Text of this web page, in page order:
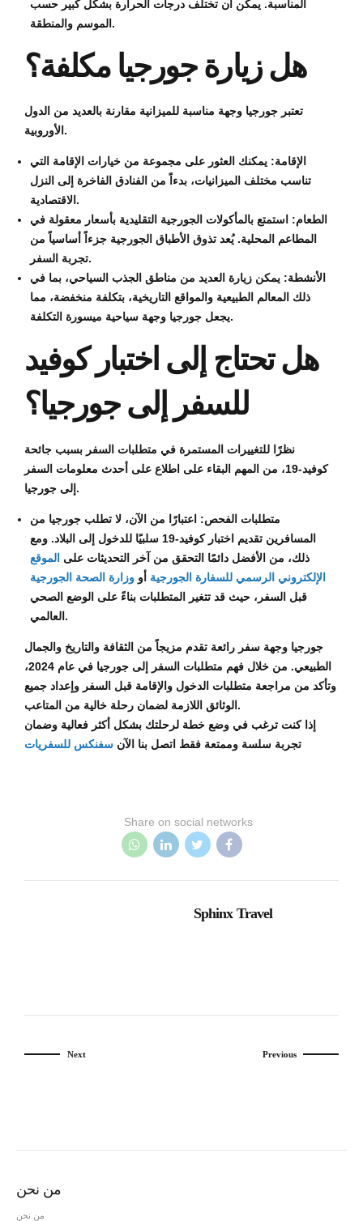
المناسبة. يمكن أن تختلف درجات الحرارة بشكل كبير حسب
الموسم والمنطقة.
هل زيارة جورجيا مكلفة؟
تعتبر جورجيا وجهة مناسبة للميزانية مقارنة بالعديد من الدول
الأوروبية.
الإقامة: يمكنك العثور على مجموعة من خيارات الإقامة التي
تناسب مختلف الميزانيات، بدءاً من الفنادق الفاخرة إلى النزل
الاقتصادية.
الطعام: استمتع بالمأكولات الجورجية التقليدية بأسعار معقولة في
المطاعم المحلية. يُعد تذوق الأطباق الجورجية جزءاً أساسياً من
تجربة السفر.
الأنشطة: يمكن زيارة العديد من مناطق الجذب السياحي، بما في
ذلك المعالم الطبيعية والمواقع التاريخية، بتكلفة منخفضة، مما
يجعل جورجيا وجهة سياحية ميسورة التكلفة.
هل تحتاج إلى اختبار كوفيد
للسفر إلى جورجيا؟
نظرًا للتغييرات المستمرة في متطلبات السفر بسبب جائحة
كوفيد-19، من المهم البقاء على اطلاع على أحدث معلومات السفر
إلى جورجيا.
متطلبات الفحص: اعتبارًا من الآن، لا تطلب جورجيا من
المسافرين تقديم اختبار كوفيد-19 سلبيًا للدخول إلى البلاد. ومع
ذلك، من الأفضل دائمًا التحقق من آخر التحديثات على الموقع
الإلكتروني الرسمي للسفارة الجورجية أو وزارة الصحة الجورجية
قبل السفر، حيث قد تتغير المتطلبات بناءً على الوضع الصحي
العالمي.
جورجيا وجهة سفر رائعة تقدم مزيجاً من الثقافة والتاريخ والجمال
الطبيعي. من خلال فهم متطلبات السفر إلى جورجيا في عام 2024،
وتأكد من مراجعة متطلبات الدخول والإقامة قبل السفر وإعداد جميع
الوثائق اللازمة لضمان رحلة خالية من المتاعب.
إذا كنت ترغب في وضع خطة لرحلتك بشكل أكثر فعالية وضمان
تجربة سلسة وممتعة فقط اتصل بنا الآن سفنكس للسفريات
Share on social networks
Sphinx Travel
Previous
Next
من نحن
من نحن